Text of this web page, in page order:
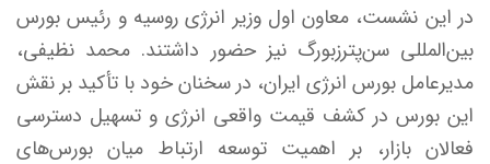
در این نشست، معاون اول وزیر انرژی روسیه و رئیس بورس
بین‌المللی سن‌پترزبورگ نیز حضور داشتند. محمد نظیفی،
مدیرعامل بورس انرژی ایران، در سخنان خود با تأکید بر نقش
این بورس در کشف قیمت واقعی انرژی و تسهیل دسترسی
فعالان بازار، بر اهمیت توسعه ارتباط میان بورس‌های